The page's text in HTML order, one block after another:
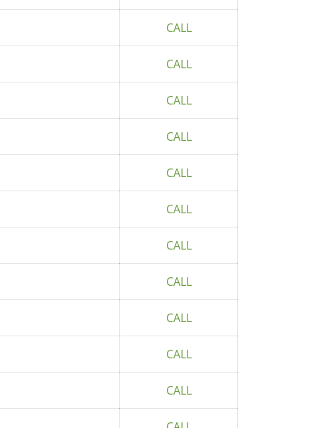
CALL
CALL
CALL
CALL
CALL
CALL
CALL
CALL
CALL
CALL
CALL